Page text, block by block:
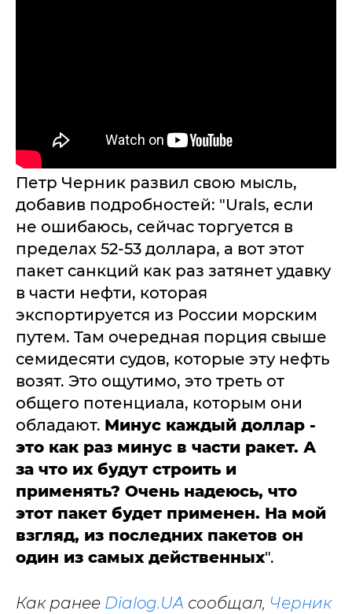
Петр Черник развил свою мысль,
добавив подробностей: "Urals, если
не ошибаюсь, сейчас торгуется в
пределах 52-53 доллара, а вот этот
пакет санкций как раз затянет удавку
в части нефти, которая
экспортируется из России морским
путем. Там очередная порция свыше
семидесяти судов, которые эту нефть
возят. Это ощутимо, это треть от
общего потенциала, которым они
обладают. Минус каждый доллар -
это как раз минус в части ракет. А
за что их будут строить и
применять? Очень надеюсь, что
этот пакет будет применен. На мой
взгляд, из последних пакетов он
один из самых действенных".
Как ранее Dialog.UA сообщал, Черник